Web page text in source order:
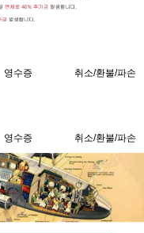
영수증 취소/환불/파손
영수증 취소/환불/파손